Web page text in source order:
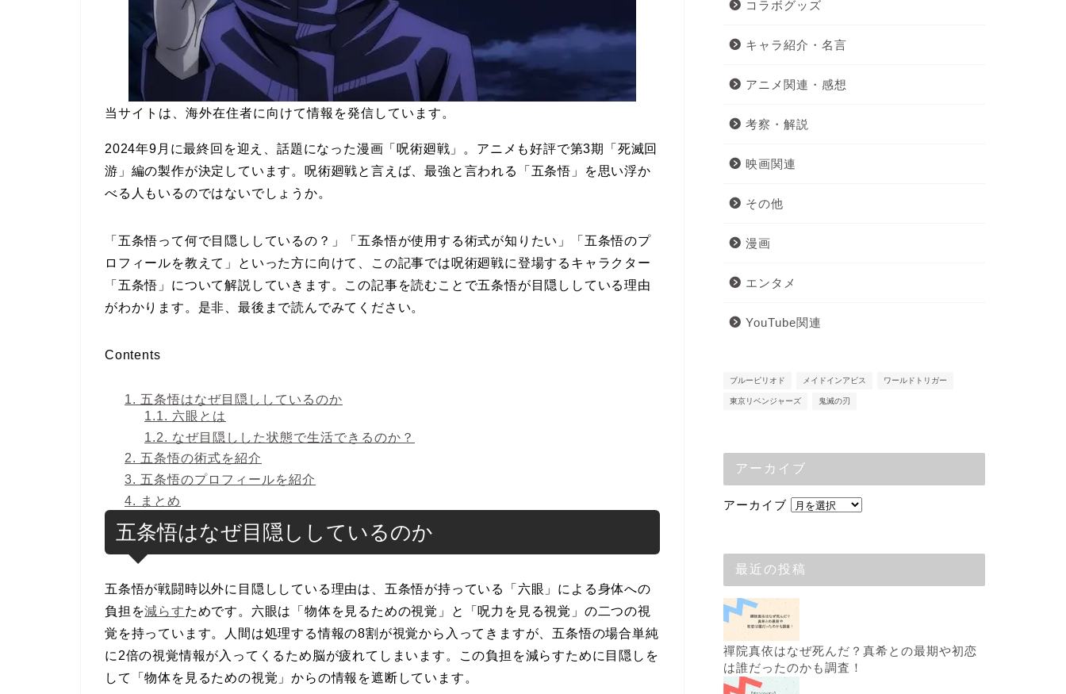
当サイトは、海外在住者に向けて情報を発信しています。
2024年9月に最終回を迎え、話題になった漫画「呪術廻戦」。アニメも好評で第3期「死滅回
游」編の製作が決定しています。呪術廻戦と言えば、最強と言われる「五条悟」を思い浮か
べる人もいるのではないでしょうか。
「五条悟って何で目隠ししているの？」「五条悟が使用する術式が知りたい」「五条悟のプ
ロフィールを教えて」といった方に向けて、この記事では呪術廻戦に登場するキャラクター
「五条悟」について解説していきます。この記事を読むことで五条悟が目隠ししている理由
がわかります。是非、最後まで読んでみてください。
Contents
1. 五条悟はなぜ目隠ししているのか
1.1. 六眼とは
1.2. なぜ目隠しした状態で生活できるのか？
2. 五条悟の術式を紹介
3. 五条悟のプロフィールを紹介
4. まとめ
五条悟はなぜ目隠ししているのか
五条悟が戦闘時以外に目隠ししている理由は、五条悟が持っている「六眼」による身体への
負担を減らすためです。六眼は「物体を見るための視覚」と「呪力を見る視覚」の二つの視
覚を持っています。人間は処理する情報の8割が視覚から入ってきますが、五条悟の場合単純
に2倍の視覚情報が入ってくるため脳が疲れてしまいます。この負担を減らすために目隠しを
して「物体を見るための視覚」からの情報を遮断しています。
コラボグッズ
キャラ紹介・名言
アニメ関連・感想
考察・解説
映画関連
その他
漫画
エンタメ
YouTube関連
ブルーピリオド メイドインアビス ワールドトリガー
東京リベンジャーズ 鬼滅の刃
アーカイブ
アーカイブ
最近の投稿
禪院真依はなぜ死んだ？真希との最期や初恋
は誰だったのかも調査！